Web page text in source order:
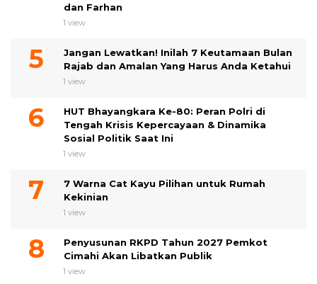
dan Farhan
1 view
Jangan Lewatkan! Inilah 7 Keutamaan Bulan
Rajab dan Amalan Yang Harus Anda Ketahui
1 view
HUT Bhayangkara Ke-80: Peran Polri di
Tengah Krisis Kepercayaan & Dinamika
Sosial Politik Saat Ini
1 view
7 Warna Cat Kayu Pilihan untuk Rumah
Kekinian
1 view
Penyusunan RKPD Tahun 2027 Pemkot
Cimahi Akan Libatkan Publik
1 view